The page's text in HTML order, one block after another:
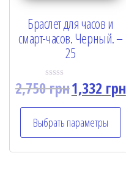
Браслет для часов и
смарт-часов. Черный. –
25
R
a
d
0
o
u
2,750грн1,332 грн
Выбрать параметры